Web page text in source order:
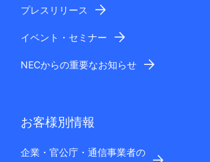
プレスリリース
イベント・セミナー
NECからの重要なお知らせ
お客様別情報
企業・官公庁・通信事業者の